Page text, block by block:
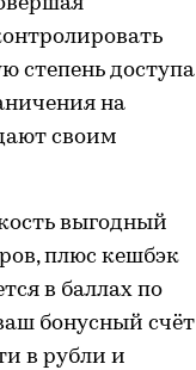
степень доступа
на
своим
выгодный
плюс кешбэк
в баллах по
бонусный счёт
в рубли и